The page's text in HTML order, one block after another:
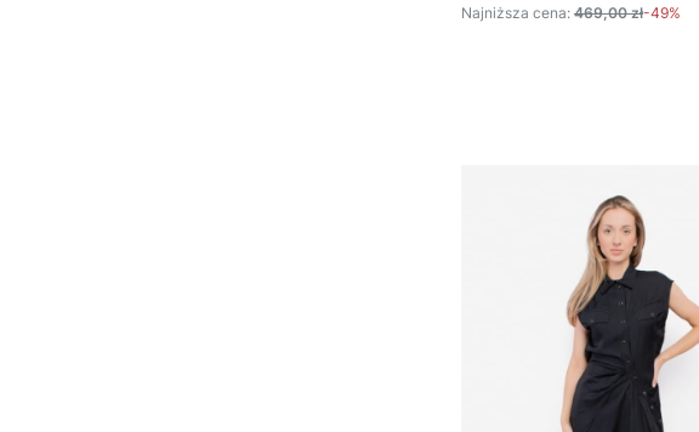
Najniższa cena: 469,00 zł-49%